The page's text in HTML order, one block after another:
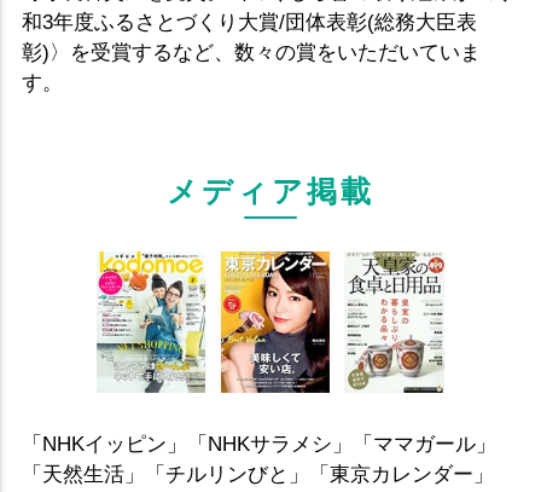
和3年度ふるさとづくり大賞/団体表彰(総務大臣表
彰)〉を受賞するなど、数々の賞をいただいていま
す。
メディア掲載
「NHKイッピン」「NHKサラメシ」「ママガール」
「天然生活」「チルリンびと」「東京カレンダー」